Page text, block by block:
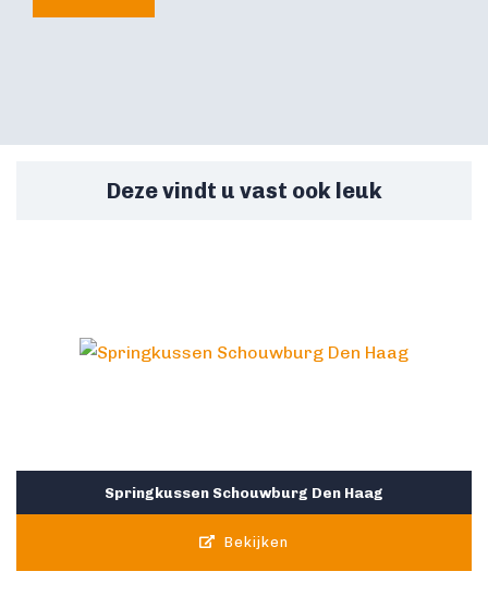
Deze vindt u vast ook leuk
Springkussen Schouwburg Den Haag
Bekijken